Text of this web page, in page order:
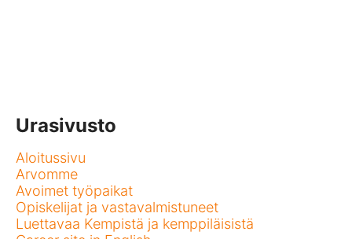
Urasivusto
Aloitussivu
Arvomme
Avoimet työpaikat
Opiskelijat ja vastavalmistuneet
Luettavaa Kempistä ja kemppiläisistä